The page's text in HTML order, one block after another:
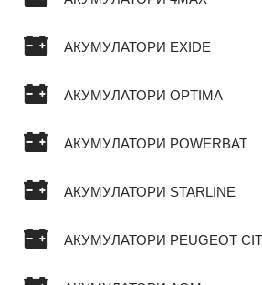
АКУМУЛАТОРИ EXIDE
АКУМУЛАТОРИ OPTIMA
АКУМУЛАТОРИ POWERBAT
АКУМУЛАТОРИ STARLINE
АКУМУЛАТОРИ PEUGEOT